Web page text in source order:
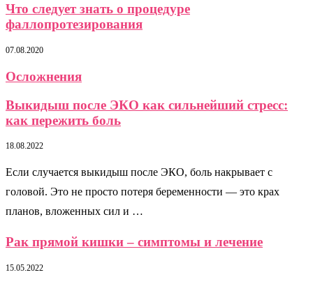
Что следует знать о процедуре
фаллопротезирования
07.08.2020
Осложнения
Выкидыш после ЭКО как сильнейший стресс:
как пережить боль
18.08.2022
Если случается выкидыш после ЭКО, боль накрывает с
головой. Это не просто потеря беременности — это крах
планов, вложенных сил и …
Рак прямой кишки – симптомы и лечение
15.05.2022